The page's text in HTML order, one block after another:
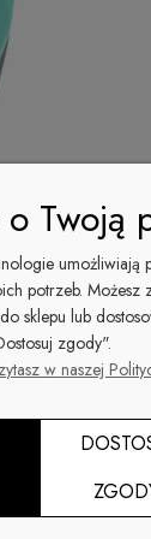
SEA ME
Twoją
umożliwiają
potrzeb. Możesz
sklepu lub
zgody".
w naszej